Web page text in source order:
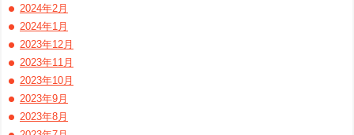
2024年2月
2024年1月
2023年12月
2023年11月
2023年10月
2023年9月
2023年8月